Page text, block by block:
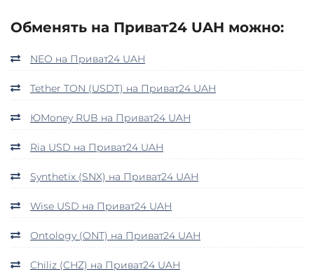
Обменять на Приват24 UAH можно:
NEO на Приват24 UAH
Tether TON (USDT) на Приват24 UAH
ЮMoney RUB на Приват24 UAH
Ria USD на Приват24 UAH
Synthetix (SNX) на Приват24 UAH
Wise USD на Приват24 UAH
Ontology (ONT) на Приват24 UAH
Chiliz (CHZ) на Приват24 UAH